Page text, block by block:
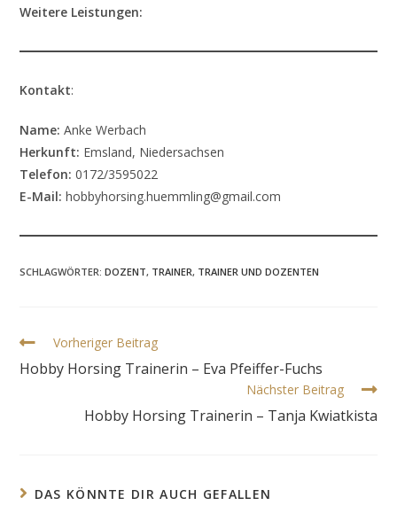
Weitere Leistungen:
Kontakt:
Name: Anke Werbach
Herkunft: Emsland, Niedersachsen
Telefon:0172/3595022
E-Mail: hobbyhorsing.huemmling@gmail.com
SCHLAGWÖRTER:DOZENT, TRAINER, TRAINER UND DOZENTEN
Weitere
ansehen
Vorheriger Beitrag
Hobby Horsing Trainerin – Eva Pfeiffer-Fuchs
Nächster Beitrag
Hobby Horsing Trainerin – Tanja Kwiatkista
DAS KÖNNTE DIR AUCH GEFALLEN